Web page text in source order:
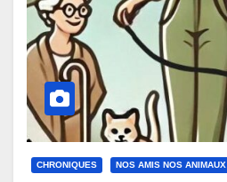
CHRONIQUES NOS AMIS NOS ANIMAUX